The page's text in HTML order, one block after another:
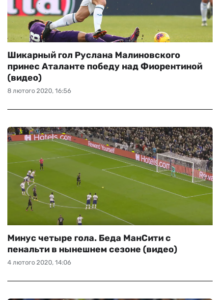
8 лютого 2020, 16:56
Шикарный гол Руслана Малиновского
принес Аталанте победу над Фиорентиной
(видео)
4 лютого 2020, 14:06
Минус четыре гола. Беда МанСити с
пенальти в нынешнем сезоне (видео)